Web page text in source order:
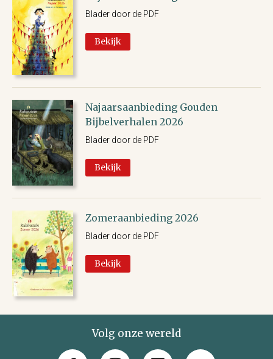
Blader door de PDF
Bekijk
Najaarsaanbieding Gouden
Bijbelverhalen 2026
Blader door de PDF
Bekijk
Zomeraanbieding 2026
Blader door de PDF
Bekijk
Volg onze wereld